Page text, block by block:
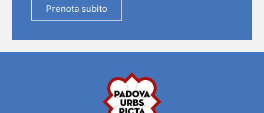
Prenota subito